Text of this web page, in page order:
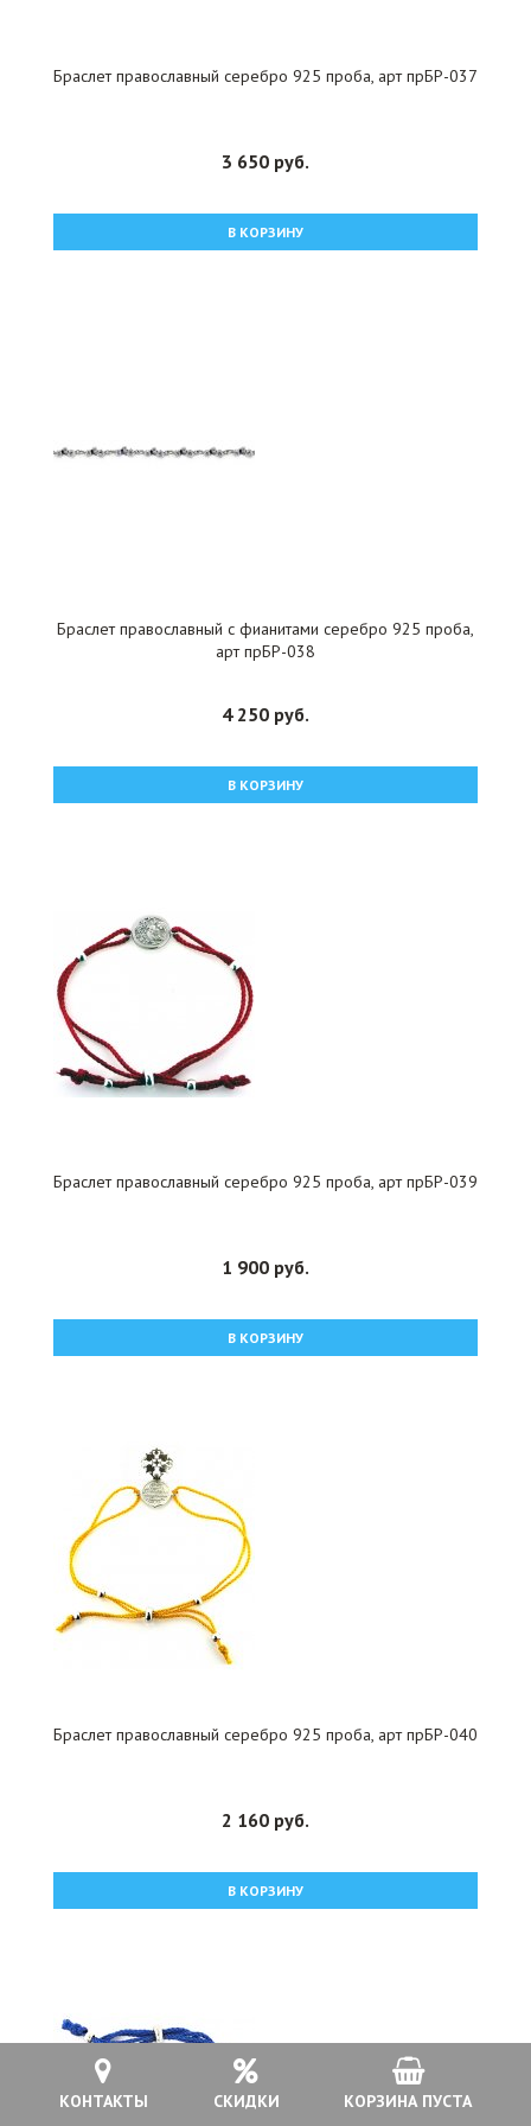
КОНТАКТЫ СКИДКИ КОРЗИНА ПУСТА
Браслет православный серебро 925 проба, арт прБР-037
3 650 руб.
В КОРЗИНУ
Браслет православный с фианитами серебро 925 проба,
арт прБР-038
4 250 руб.
В КОРЗИНУ
Браслет православный серебро 925 проба, арт прБР-039
1 900 руб.
В КОРЗИНУ
Браслет православный серебро 925 проба, арт прБР-040
2 160 руб.
В КОРЗИНУ